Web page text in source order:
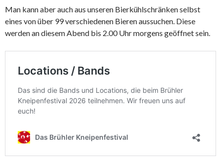
Man kann aber auch aus unseren Bierkühlschränken selbst
eines von über 99 verschiedenen Bieren aussuchen. Diese
werden an diesem Abend bis 2.00 Uhr morgens geöffnet sein.